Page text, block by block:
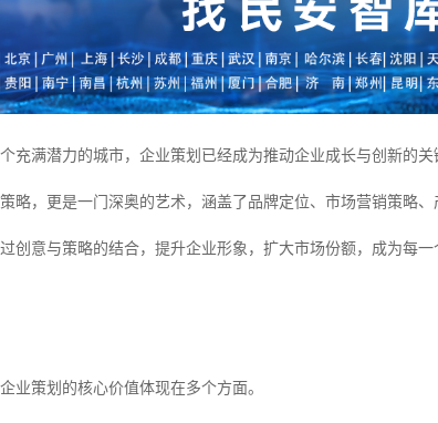
充满潜力的城市，企业策划已经成为推动企业成长与创新的关
略，更是一门深奥的艺术，涵盖了品牌定位、市场营销策略、
创意与策略的结合，提升企业形象，扩大市场份额，成为每一
业策划的核心价值体现在多个方面。